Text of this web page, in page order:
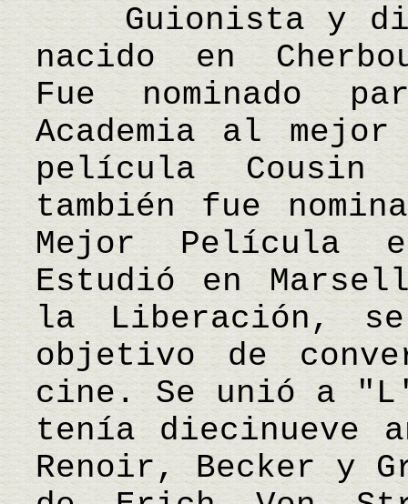
Guionista y
nacido en
Fue nominado
Academia al
película Cousin
también fue
Mejor Película
Estudió en
la Liberación,
objetivo de
cine. Se unió a
tenía diecinueve
Renoir, Becker y